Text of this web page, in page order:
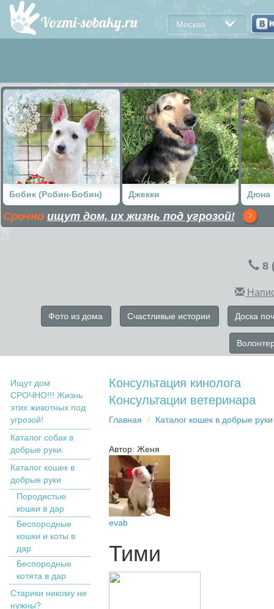
Москва
Бобик (Робин-Бобин) Джекки Дюна
Срочно ищут дом, их жизнь под угрозой!
8
Фото из дома Счастливые истории Доска
Ищут дом
СРОЧНО!!! Жизнь
этих животных под
угрозой!
Каталог собак в
добрые руки.
Кaтaлoг кoшек в
дoбрыe рyки
Пopoдистыe
кoшки в дaр
Бecпopoдныe
кoшки и коты в
дap
Беспородные
котята в дар
Старики никому не
нужны?
Консультация кинолога
Консультации ветеринара
Главная Кaтaлoг кoшек в дoбрыe рyки
Автор: Женя
evab
Тими